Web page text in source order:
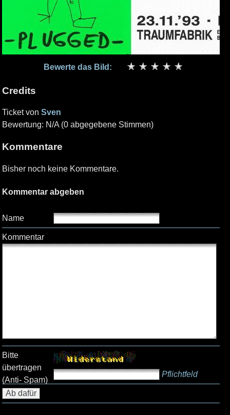
Bewerte das Bild:
Credits
Ticket von Sven
Bewertung: N/A (0 abgegebene Stimmen)
Kommentare
Bisher noch keine Kommentare.
Kommentar abgeben
Name
Kommentar
Bitte
übertragen
(Anti- Spam)
Pflichtfeld